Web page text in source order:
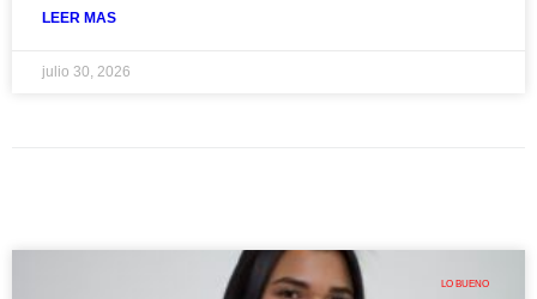
LEER MAS
julio 30, 2026
LO BUENO